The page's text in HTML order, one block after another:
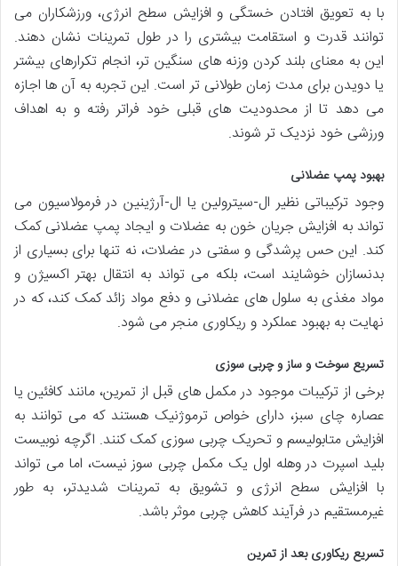
با به تعویق افتادن خستگی و افزایش سطح انرژی، ورزشکاران می
توانند قدرت و استقامت بیشتری را در طول تمرینات نشان دهند.
این به معنای بلند کردن وزنه های سنگین تر، انجام تکرارهای بیشتر
یا دویدن برای مدت زمان طولانی تر است. این تجربه به آن ها اجازه
می دهد تا از محدودیت های قبلی خود فراتر رفته و به اهداف
ورزشی خود نزدیک تر شوند.
بهبود پمپ عضلانی
وجود ترکیباتی نظیر ال-سیترولین یا ال-آرژینین در فرمولاسیون می
تواند به افزایش جریان خون به عضلات و ایجاد پمپ عضلانی کمک
کند. این حس پرشدگی و سفتی در عضلات، نه تنها برای بسیاری از
بدنسازان خوشایند است، بلکه می تواند به انتقال بهتر اکسیژن و
مواد مغذی به سلول های عضلانی و دفع مواد زائد کمک کند، که در
نهایت به بهبود عملکرد و ریکاوری منجر می شود.
تسریع سوخت و ساز و چربی سوزی
برخی از ترکیبات موجود در مکمل های قبل از تمرین، مانند کافئین یا
عصاره چای سبز، دارای خواص ترموژنیک هستند که می توانند به
افزایش متابولیسم و تحریک چربی سوزی کمک کنند. اگرچه نوبیست
بلید اسپرت در وهله اول یک مکمل چربی سوز نیست، اما می تواند
با افزایش سطح انرژی و تشویق به تمرینات شدیدتر، به طور
غیرمستقیم در فرآیند کاهش چربی موثر باشد.
تسریع ریکاوری بعد از تمرین